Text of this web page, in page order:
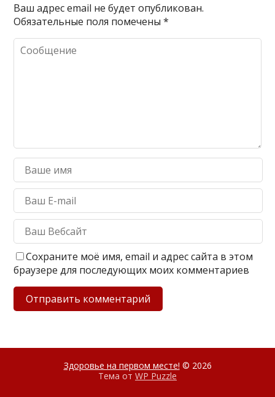
Ваш адрес email не будет опубликован.
Обязательные поля помечены*
Сохраните моё имя, email и адрес сайта в этом
браузере для последующих моих комментариев
Здоровье на первом месте! © 2026
Тема от WP Puzzle